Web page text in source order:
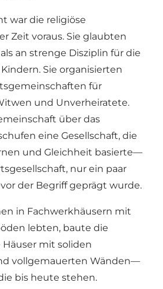
war die religiöse
Zeit voraus. Sie glaubten
an strenge Disziplin für die
Sie organisierten
für
und Unverheiratete.
über das
eine Gesellschaft, die
und Gleichheit basierte—
nur ein paar
der Begriff geprägt wurde.
in Fachwerkhäusern mit
lebten, baute die
mit soliden
vollgemauerten Wänden—
bis heute stehen.